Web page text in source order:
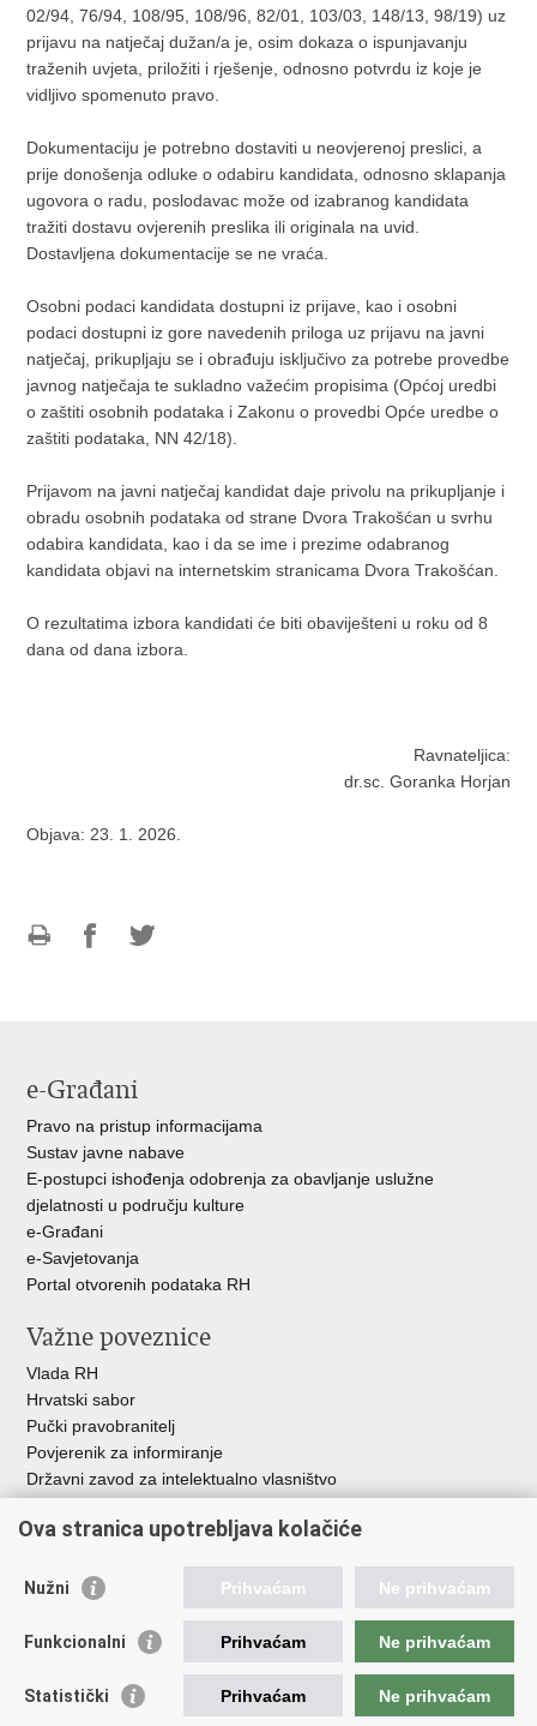
02/94, 76/94, 108/95, 108/96, 82/01, 103/03, 148/13, 98/19) uz
prijavu na natječaj dužan/a je, osim dokaza o ispunjavanju
traženih uvjeta, priložiti i rješenje, odnosno potvrdu iz koje je
vidljivo spomenuto pravo.
Dokumentaciju je potrebno dostaviti u neovjerenoj preslici, a
prije donošenja odluke o odabiru kandidata, odnosno sklapanja
ugovora o radu, poslodavac može od izabranog kandidata
tražiti dostavu ovjerenih preslika ili originala na uvid.
Dostavljena dokumentacije se ne vraća.
Osobni podaci kandidata dostupni iz prijave, kao i osobni
podaci dostupni iz gore navedenih priloga uz prijavu na javni
natječaj, prikupljaju se i obrađuju isključivo za potrebe provedbe
javnog natječaja te sukladno važećim propisima (Općoj uredbi
o zaštiti osobnih podataka i Zakonu o provedbi Opće uredbe o
zaštiti podataka, NN 42/18).
Prijavom na javni natječaj kandidat daje privolu na prikupljanje i
obradu osobnih podataka od strane Dvora Trakošćan u svrhu
odabira kandidata, kao i da se ime i prezime odabranog
kandidata objavi na internetskim stranicama Dvora Trakošćan.
O rezultatima izbora kandidati će biti obaviješteni u roku od 8
dana od dana izbora.
Ravnateljica:
dr.sc. Goranka Horjan
Objava: 23. 1. 2026.
e-Građani
Pravo na pristup informacijama
Sustav javne nabave
E-postupci ishođenja odobrenja za obavljanje uslužne
djelatnosti u području kulture
e-Građani
e-Savjetovanja
Portal otvorenih podataka RH
Važne poveznice
Vlada RH
Hrvatski sabor
Pučki pravobranitelj
Povjerenik za informiranje
Državni zavod za intelektualno vlasništvo
HAKOM
Ostale poveznice
Hrvatski audiovizualni centar
Creative Europe
Ova stranica upotrebljava kolačiće
Nužni Prihvaćam Ne prihvaćam
Funkcionalni Prihvaćam Ne prihvaćam
Statistički Prihvaćam Ne prihvaćam